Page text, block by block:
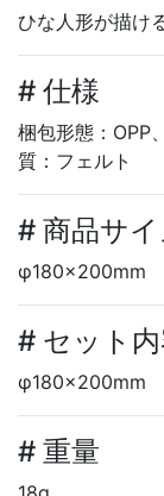
ひな人形が描け
# 仕様
梱包形態：OPP
質：フェルト
# 商品サ
φ180×200mm
# セット
φ180×200mm
# 重量